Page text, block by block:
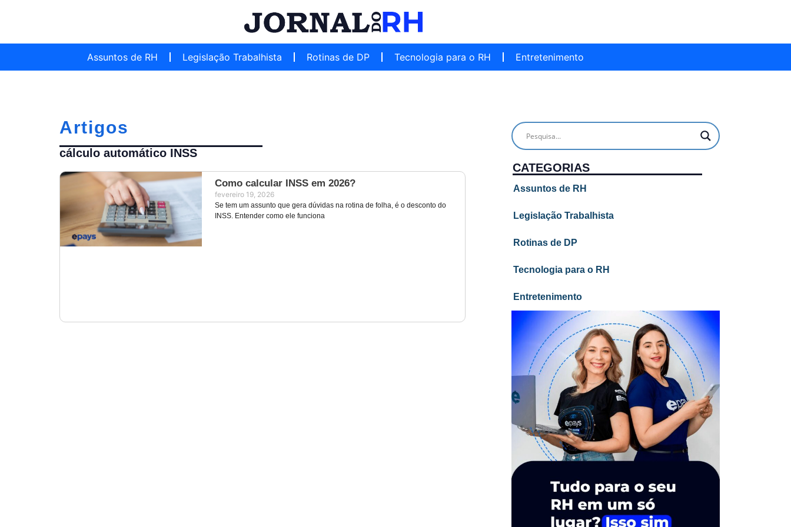
Assuntos de RH Legislação Trabalhista Rotinas de DP Tecnologia para o RH Entretenimento
Artigos
cálculo automático INSS
Como calcular INSS em 2026?
fevereiro 19, 2026
Se tem um assunto que gera dúvidas na rotina de folha, é o desconto do
INSS. Entender como ele funciona
CATEGORIAS
Assuntos de RH
Legislação Trabalhista
Rotinas de DP
Tecnologia para o RH
Entretenimento